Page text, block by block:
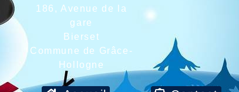
186, Avenue de la
gare
Bierset
Commune de Grâce-
Hollogne